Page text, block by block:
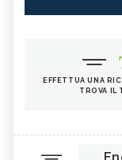
EFFETTUA UNA
TROVA IL